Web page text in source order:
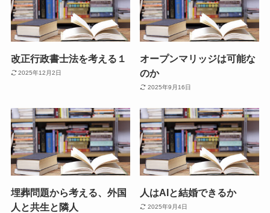
改正行政書士法を考える１
2025年12月2日
オープンマリッジは可能な
のか
2025年9月16日
埋葬問題から考える、外国
人と共生と隣人
人はAIと結婚できるか
2025年9月4日